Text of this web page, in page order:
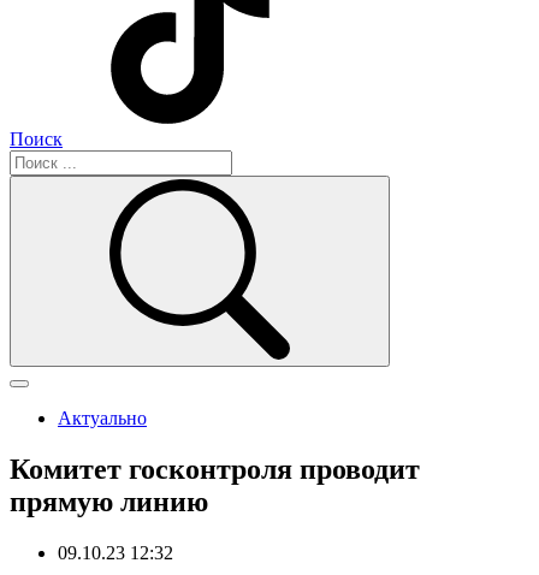
Поиск
Актуально
Комитет госконтроля проводит
прямую линию
09.10.23 12:32